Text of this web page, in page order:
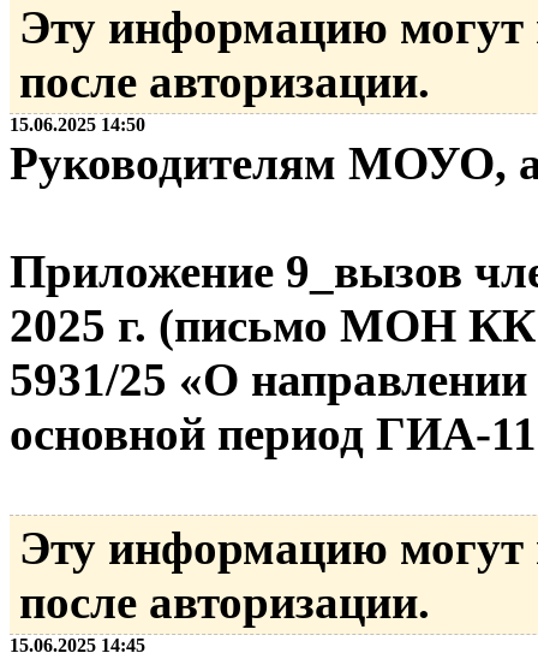
Эту информацию могут
после авторизации.
15.06.2025 14:50
Руководителям МОУО,
Приложение 9_вызов
2025 г. (письмо МОН КК
5931/25 «О
основной период ГИА-
Эту информацию могут
после авторизации.
15.06.2025 14:45